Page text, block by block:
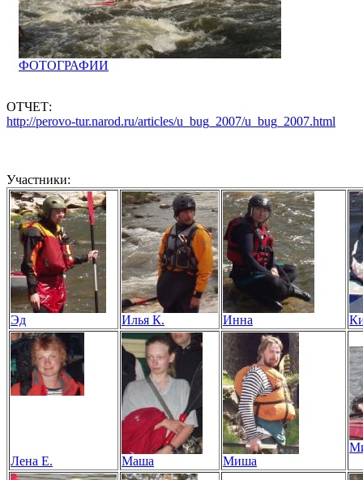
ФОТОГРАФИИ
ОТЧЕТ:
http://perovo-tur.narod.ru/articles/u_bug_2007/u_bug_2007.html
Участники:
Эд Илья К. Инна
Лена Е. Маша Миша